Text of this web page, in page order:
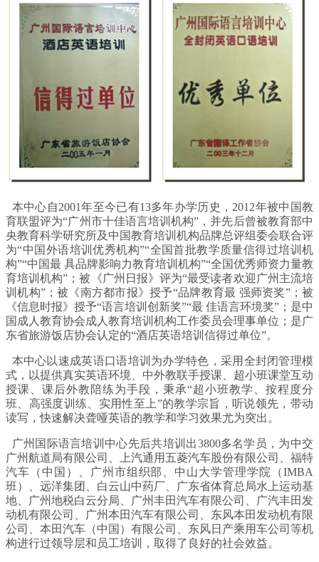
本中心自2001年至今已有13多年办学历史，2012年被中国教
育联盟评为“广州市十佳语言培训机构”，并先后曾被教育部中
央教育科学研究所及中国教育培训机构品牌总评组委会联合评
为“中国外语培训优秀机构”“全国首批教学质量信得过培训机
构”“中国最 具品牌影响力教育培训机构”“全国优秀师资力量教
育培训机构”；被《广州日报》评为“最受读者欢迎广州主流培
训机构”；被《南方都市报》授予“品牌教育最 强师资奖”；被
《信息时报》授予“语言培训创新奖”“最 佳语言环境奖”；是中
国成人教育协会成人教育培训机构工作委员会理事单位；是广
东省旅游饭店协会认定的“酒店英语培训信得过单位”。
本中心以速成英语口语培训为办学特色，采用全封闭管理模
式，以提供真实英语环境、中外教联手授课、超小班课堂互动
授课、课后外教陪练为手段，秉承“超小班教学、按程度分
班、高强度训练、实用性至上”的教学宗旨，听说领先，带动
读写，快速解决聋哑英语的教学和学习效果尤为突出。
广州国际语言培训中心先后共培训出3800多名学员，为中交
广州航道局有限公司、上汽通用五菱汽车股份有限公司、福特
汽车（中国）、广州市组织部、中山大学管理学院（IMBA
班）、远洋集团、白云山中药厂、广东省体育总局水上运动基
地、广州地税白云分局、广州丰田汽车有限公司、广汽丰田发
动机有限公司、广州本田汽车有限公司、东风本田发动机有限
公司、本田汽车（中国）有限公司、东风日产乘用车公司等机
构进行过领导层和员工培训，取得了良好的社会效益。